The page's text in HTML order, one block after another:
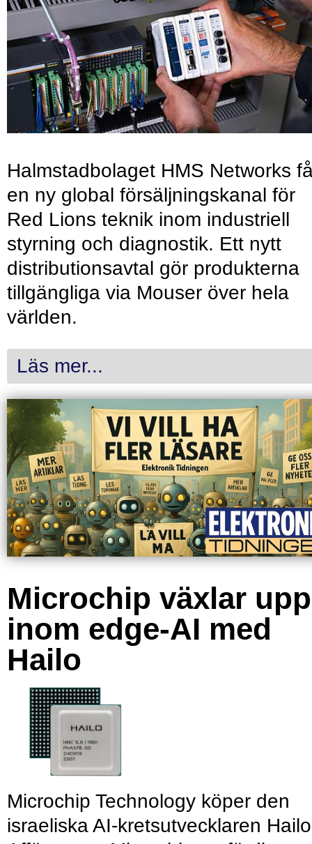
Halmstadbolaget HMS Networks
en ny global försäljningskanal för
Red Lions teknik inom industriell
styrning och diagnostik. Ett nytt
distributionsavtal gör produkterna
tillgängliga via Mouser över hela
världen.
Läs mer...
Microchip växlar upp
inom edge-AI med
Hailo
Microchip Technology köper den
israeliska AI-kretsutvecklaren